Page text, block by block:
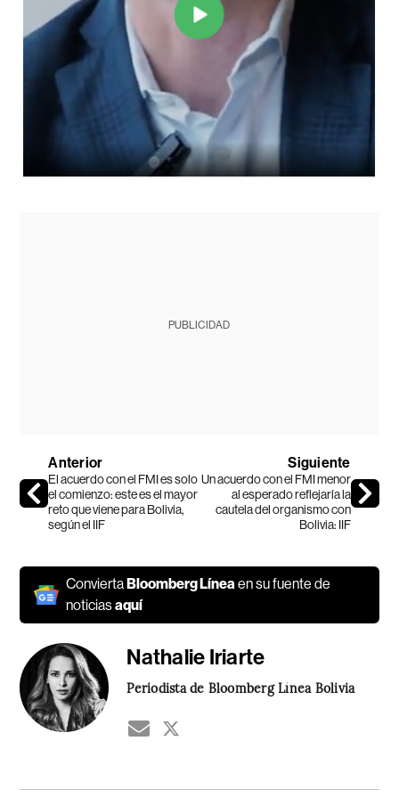
PUBLICIDAD
Anterior
El acuerdo con el FMI es solo
el comienzo: este es el mayor
reto que viene para Bolivia,
según el IIF
Siguiente
Un acuerdo con el FMI menor
al esperado reflejaría la
cautela del organismo con
Bolivia: IIF
ConviertaBloomberg Líneaen su fuente de
noticiasaquí
Nathalie Iriarte
Periodista de Bloomberg Línea Bolivia